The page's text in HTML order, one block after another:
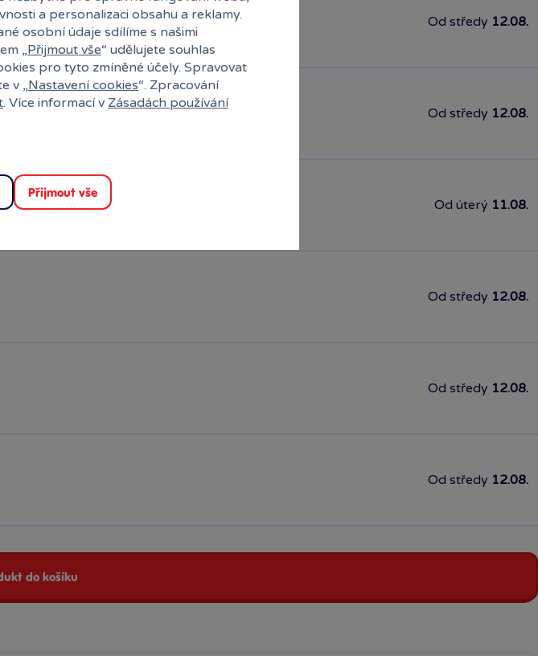
Od středy 12.08.
Od středy 12.08.
Od úterý 11.08.
Od středy 12.08.
Od středy 12.08.
Od středy 12.08.
do košíku
a personalizaci obsahu a reklamy.
osobní údaje sdílíme s našimi
„Přijmout vše“ udělujete souhlas
pro tyto zmíněné účely. Spravovat
v „Nastavení cookies“. Zpracování
. Více informací v Zásadách používání
Přijmout vše